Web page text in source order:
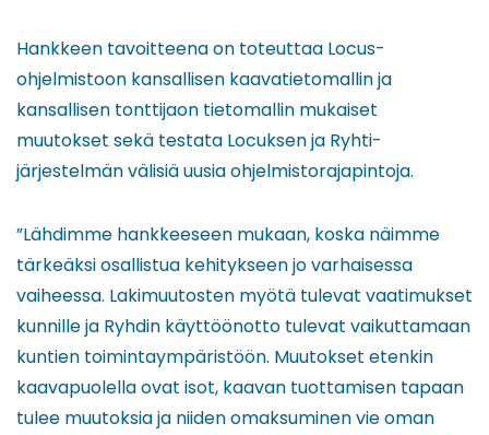
Hankkeen tavoitteena on toteuttaa Locus-
ohjelmistoon kansallisen kaavatietomallin ja
kansallisen tonttijaon tietomallin mukaiset
muutokset sekä testata Locuksen ja Ryhti-
järjestelmän välisiä uusia ohjelmistorajapintoja.
”Lähdimme hankkeeseen mukaan, koska näimme
tärkeäksi osallistua kehitykseen jo varhaisessa
vaiheessa. Lakimuutosten myötä tulevat vaatimukset
kunnille ja Ryhdin käyttöönotto tulevat vaikuttamaan
kuntien toimintaympäristöön. Muutokset etenkin
kaavapuolella ovat isot, kaavan tuottamisen tapaan
tulee muutoksia ja niiden omaksuminen vie oman